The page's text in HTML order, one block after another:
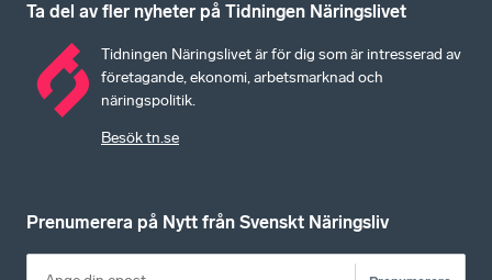
Ta del av fler nyheter på Tidningen Näringslivet
Tidningen Näringslivet är för dig som är intresserad av
företagande, ekonomi, arbetsmarknad och
näringspolitik.
Besök tn.se
Prenumerera på Nytt från Svenskt Näringsliv